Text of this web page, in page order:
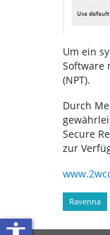
Um ein
Software
(NPT).
Durch
Secure
zur
Ravenna